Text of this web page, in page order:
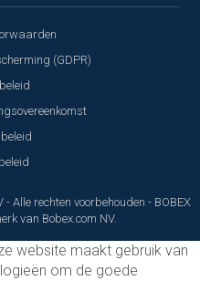
(GDPR)
Alle rechten voorbehouden - BOBEX
van Bobex.com NV.
website maakt gebruik van
om de goede